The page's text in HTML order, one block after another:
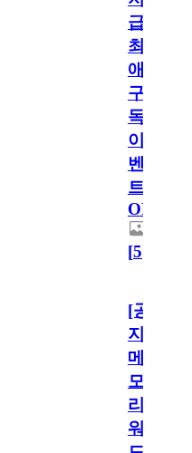
급!
최
애
구
독
이
벤
트
OPEN!
[5]
[공
지]
메
모
리
워